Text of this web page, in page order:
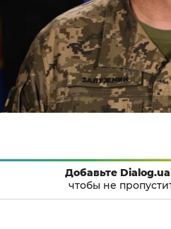
Добавьте
чтобы не